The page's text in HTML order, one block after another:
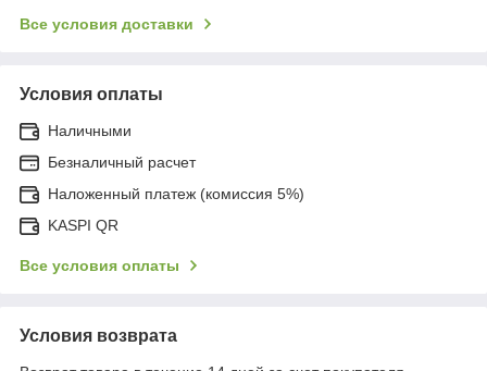
Все условия доставки
Условия оплаты
Наличными
Безналичный расчет
Наложенный платеж (комиссия 5%)
KASPI QR
Все условия оплаты
Условия возврата